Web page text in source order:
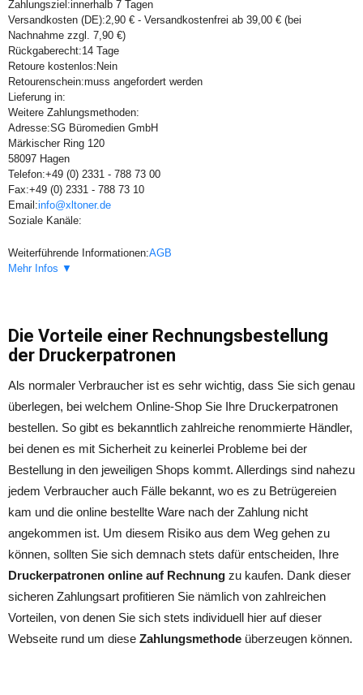
Zahlungsziel:innerhalb 7 Tagen
Versandkosten (DE):2,90 € - Versandkostenfrei ab 39,00 € (bei
Nachnahme zzgl. 7,90 €)
Rückgaberecht:14 Tage
Retoure kostenlos: Nein
Retourenschein:muss angefordert werden
Lieferung in:
Weitere Zahlungsmethoden:
Adresse:SG Büromedien GmbH
Märkischer Ring 120
58097 Hagen
Telefon:+49 (0) 2331 - 788 73 00
Fax:+49 (0) 2331 - 788 73 10
Email:info@xltoner.de
Soziale Kanäle:
Weiterführende Informationen:AGB
Mehr Infos ▼
Die Vorteile einer Rechnungsbestellung
der Druckerpatronen
Als normaler Verbraucher ist es sehr wichtig, dass Sie sich genau
überlegen, bei welchem Online-Shop Sie Ihre Druckerpatronen
bestellen. So gibt es bekanntlich zahlreiche renommierte Händler,
bei denen es mit Sicherheit zu keinerlei Probleme bei der
Bestellung in den jeweiligen Shops kommt. Allerdings sind nahezu
jedem Verbraucher auch Fälle bekannt, wo es zu Betrügereien
kam und die online bestellte Ware nach der Zahlung nicht
angekommen ist. Um diesem Risiko aus dem Weg gehen zu
können, sollten Sie sich demnach stets dafür entscheiden, Ihre
Druckerpatronen online auf Rechnung zu kaufen. Dank dieser
sicheren Zahlungsart profitieren Sie nämlich von zahlreichen
Vorteilen, von denen Sie sich stets individuell hier auf dieser
Webseite rund um diese Zahlungsmethode überzeugen können.